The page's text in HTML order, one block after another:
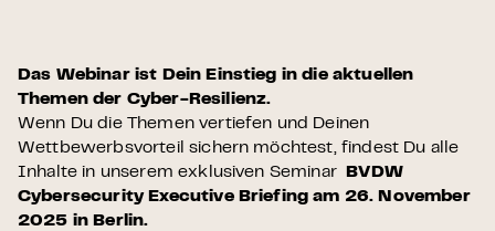
Das Webinar ist Dein Einstieg in die aktuellen
Themen der Cyber-Resilienz.
Wenn Du die Themen vertiefen und Deinen
Wettbewerbsvorteil sichern möchtest, findest Du alle
Inhalte in unserem exklusiven Seminar
BVDW
Cybersecurity Executive Briefing am 26. November
2025 in Berlin.